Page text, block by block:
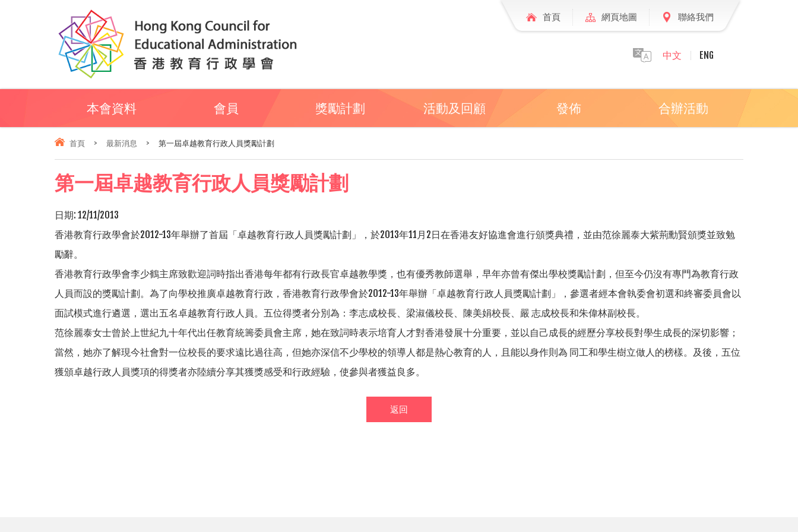
首頁 網頁地圖 聯絡我們
中文 ENG
本會資料 會員 獎勵計劃 活動及回顧 發佈 合辦活動
首頁 > 最新消息 > 第一屆卓越教育行政人員獎勵計劃
第一屆卓越教育行政人員獎勵計劃
日期: 12/11/2013
香港教育行政學會於2012-13年舉辦了首屆「卓越教育行政人員獎勵計劃」，於2013年11月 2日在香港友好協進會進行頒獎典禮，並由范徐麗泰大紫荊勳賢頒獎並致勉
勵辭。
香港教育行政學會李少鶴主席致歡迎詞時指出香港每年都有行政長官卓越教學獎，也有優秀教師選舉，早年亦曾有傑出學校獎勵計劃，但至今仍沒有專門為教育行政
人員而設的獎勵計劃。為了向學校推廣卓越教育行政，香港教育行政學會於2012-13年舉辦「卓越教育行政人員獎勵計劃」，參選者經本會執委會初選和終審委員會以
面試模式進行遴選，選出五名卓越教育行政人員。五位得獎者分別為：李志成校長、梁淑儀校長、陳美娟校長、嚴 志成校長和朱偉林副校長。
范徐麗泰女士曾於上世紀九十年代出任教育統籌委員會主席，她在致詞時表示培育人才對香港發展十分重要，並以自己成長的經歷分享校長對學生成長的深切影響；
當然，她亦了解現今社會對一位校長的要求遠比過往高，但她亦深信不少學校的領導人都是熱心教育的人，且能以身作則為 同工和學生樹立做人的榜樣。及後，五位
獲頒卓越行政人員獎項的得獎者亦陸續分享其獲獎感受和行政經驗，使參與者獲益良多。
返回